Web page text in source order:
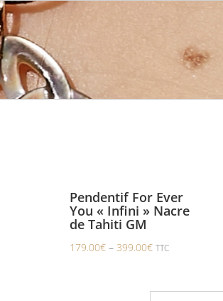
Pendentif For Ever
You « Infini » Nacre
de Tahiti GM
179.00€– 399.00€ TTC